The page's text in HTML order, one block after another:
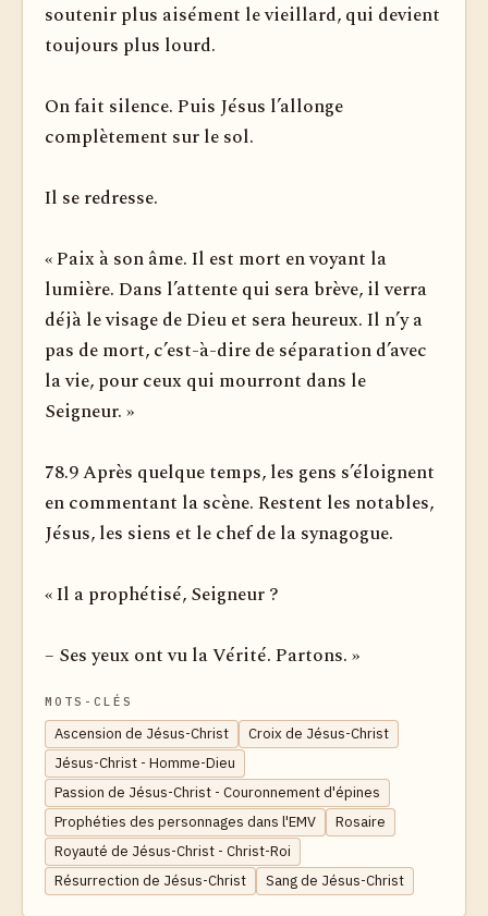
soutenir plus aisément le vieillard, qui devient
toujours plus lourd.
On fait silence. Puis Jésus l’allonge
complètement sur le sol.
Il se redresse.
« Paix à son âme. Il est mort en voyant la
lumière. Dans l’attente qui sera brève, il verra
déjà le visage de Dieu et sera heureux. Il n’y a
pas de mort, c’est-à-dire de séparation d’avec
la vie, pour ceux qui mourront dans le
Seigneur. »
78.9 Après quelque temps, les gens s’éloignent
en commentant la scène. Restent les notables,
Jésus, les siens et le chef de la synagogue.
« Il a prophétisé, Seigneur ?
– Ses yeux ont vu la Vérité. Partons. »
MOTS-CLÉS
Ascension de Jésus-Christ
Croix de Jésus-Christ
Jésus-Christ - Homme-Dieu
Passion de Jésus-Christ - Couronnement d'épines
Prophéties des personnages dans l'EMV
Rosaire
Royauté de Jésus-Christ - Christ-Roi
Résurrection de Jésus-Christ
Sang de Jésus-Christ